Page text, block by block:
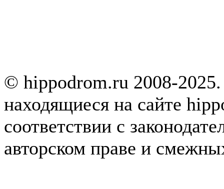
© hippodrom.ru 2008-
находящиеся на сайте
соответствии с
авторском праве и